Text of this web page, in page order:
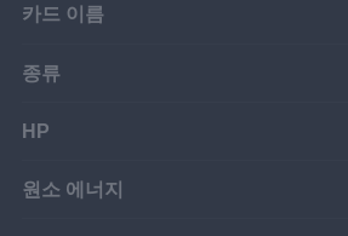
카드 이름
종류
HP
원소 에너지